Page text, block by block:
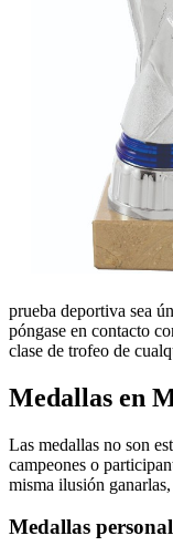
prueba deportiva sea
póngase en contacto
clase de trofeo de
Medallas en
Las medallas no son
campeones o
misma ilusión
Medallas